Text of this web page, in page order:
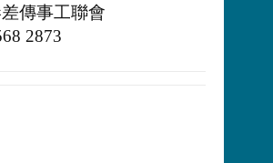
傳事工聯會
2873